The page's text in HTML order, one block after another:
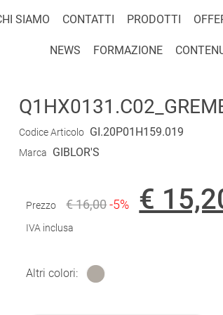
SIAMO CONTATTI PRODOTTI
NEWS FORMAZIONE
Codice Articolo GI.20P01H159.019
Marca GIBLOR'S
Prezzo € 16,00-5% €
IVA inclusa
Altri colori: